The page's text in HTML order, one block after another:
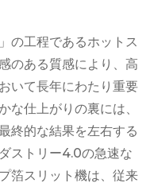
の工程であるホットス
のある質感により、高
いて長年にわたり重要
な仕上がりの裏には、
終的な結果を左右する
ストリー4.0の急速な
箔スリット機は、従来